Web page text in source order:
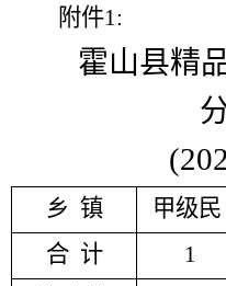
附件1:
霍山县精
乡 镇 甲级民
合 计 1